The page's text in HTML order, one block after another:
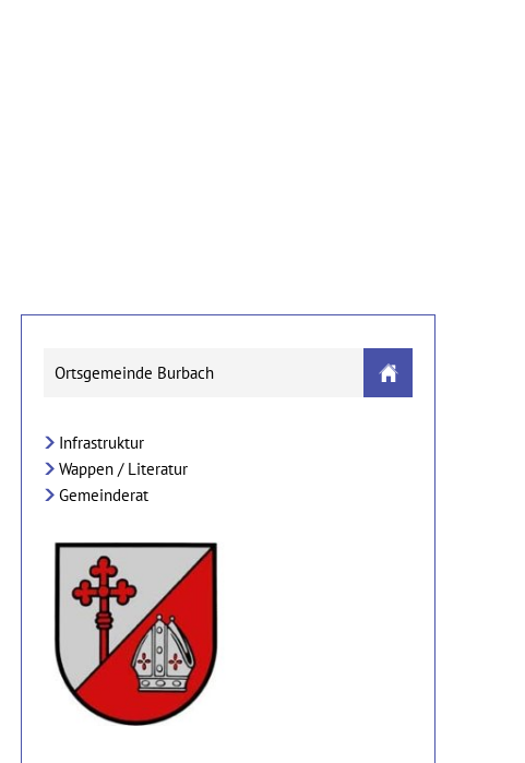
Ortsgemeinde Burbach
Infrastruktur
Wappen / Literatur
Gemeinderat